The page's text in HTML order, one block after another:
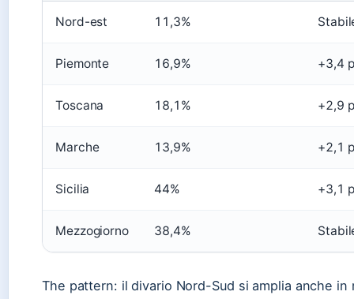
Nord-est 11,3%
Piemonte 16,9% +3,4
Toscana 18,1% +2,9
Marche 13,9% +2,1
Sicilia 44% +3,1
Mezzogiorno 38,4%
The pattern: il divario Nord-Sud si amplia anche in